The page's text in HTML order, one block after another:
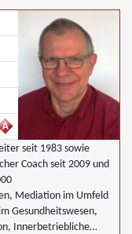
seit 1983 sowie
seit 2009 und
seit 2000
Mediation im Umfeld
Gesundheitswesen,
Innerbetriebliche